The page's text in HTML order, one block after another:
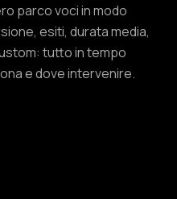
parco voci in modo
esiti, durata media,
tutto in tempo
e dove intervenire.